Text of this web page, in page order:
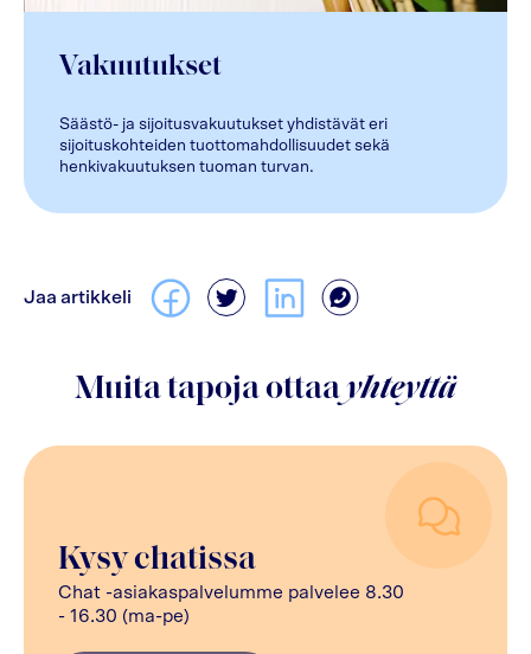
Vakuutukset
Säästö- ja sijoitusvakuutukset yhdistävät eri
sijoituskohteiden tuottomahdollisuudet sekä
henkivakuutuksen tuoman turvan.
Jaa artikkeli
Muita tapoja ottaayhteyttä
Kysy chatissa
Chat -asiakaspalvelumme palvelee 8.30
- 16.30 (ma-pe)